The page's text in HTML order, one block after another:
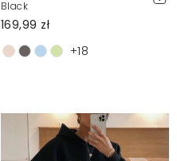
Black
169,99 zł
+18